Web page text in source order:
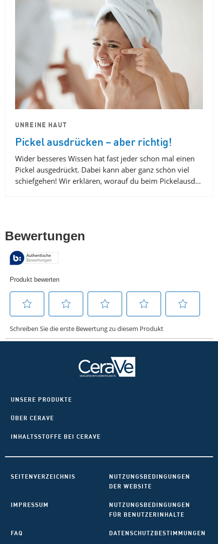
UNREINE HAUT
Pickel ausdrücken – aber richtig!
Wider besseres Wissen hat fast jeder schon mal einen
Pickel ausgedrückt. Dabei kann aber ganz schön viel
schiefgehen! Wir erklären, worauf du beim Pickelausd…
UNSERE PRODUKTE
ÜBER CERAVE
INHALTSSTOFFE BEI CERAVE
SEITENVERZEICHNIS
NUTZUNGSBEDINGUNGEN
DER WEBSITE
IMPRESSUM
NUTZUNGSBEDINGUNGEN
FÜR BENUTZERINHALTE
FAQ DATENSCHUTZBESTIMMUNGEN